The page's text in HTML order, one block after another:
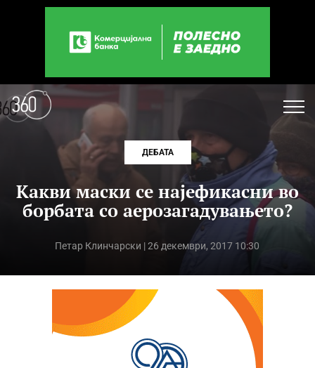
ДЕБАТА
Какви маски се најефикасни во
борбата со аерозагадувањето?
Петар Клинчарски | 26 декември, 2017 10:30